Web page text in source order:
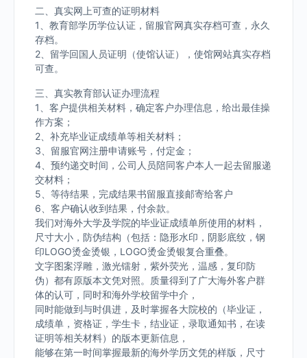
二、真实网上可查的证明材料
1、教育部学历学位认证，留服官网真实存档可查，永久
存档。
2、留学回国人员证明（使馆认证），使馆网站真实存档
可查。
三、真实教育部认证办理流程
1、客户提供相关材料，确定客户办理信息，给出最佳操
作方案；
2、补充毕业证成绩单等相关材料；
3、留服官网注册申请账号，付定金；
4、预约递交时间，公司人员陪同客户本人一起去留服递
交材料；
5、等待结果，完成结果书留服直接邮寄给客户
6、客户确认收到结果，付余款。
我们对海外大学及学院的毕业证成绩单所使用的材料，
尺寸大小，防伪结构（包括：隐形水印，阴影底纹，钢
印LOGO烫金烫银，LOGO烫金烫银复合重叠。
文字图案浮雕，激光镭射，紫外荧光，温感，复印防
伪）都有原版本文凭对照。质量得到了广大海外客户群
体的认可，同时和海外学校留学中介，
同时能做到与时俱进，及时掌握各大院校的（毕业证，
成绩单，资格证，学生卡，结业证，录取通知书，在读
证明等相关材料）的版本更新信息，
能够在第一时间掌握最新的海外学历文凭的样版，尺寸